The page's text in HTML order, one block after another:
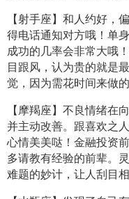
【射手座】和人约好，
得电话通知对方哦！单
成功的几率会非常大哦
目跟风，认为贵的就是
觉，因为需花时间来做
【摩羯座】不良情绪在
并主动改善。跟喜欢之
心情美美哒！金融投资
多请教有经验的前辈。
难题的妙计，让人刮目相